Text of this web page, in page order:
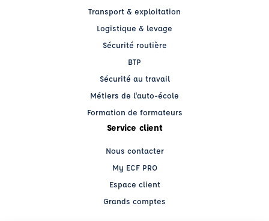
Transport & exploitation
Logistique & levage
Sécurité routière
BTP
Sécurité au travail
Métiers de l'auto-école
Formation de formateurs
Service client
Nous contacter
My ECF PRO
Espace client
Grands comptes